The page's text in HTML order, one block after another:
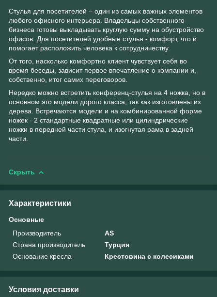
Стулья для посетителей – один из самых важных элементов
любого офисного интерьера. Владельцы собственного
бизнеса готовы выкладывать круглую сумму на обустройство
офисов. Для посетителей удобные стулья - комфорт, что и
помогает расположить человека к сотрудничеству.
От того, насколько комфортно клиент чувствует себя во
время беседы, зависит первое впечатление о компании и,
собственно, итог самих переговоров.
Нередко можно встретить конференц-стулья на 4 ножка, но в
основном это модели дорого класса, так как изготовлены из
дерева. Встречаются модели и на комбинированной форме
ножек - 2 стандартные квадратные или цилиндрические
ножки в передней части стула, и изогнутая рама в задней
части.
Скрыть
Характеристики
Основные
Производитель
AS
Страна производитель
Турция
Основание кресла
Крестовина с колесиками
Условия доставки